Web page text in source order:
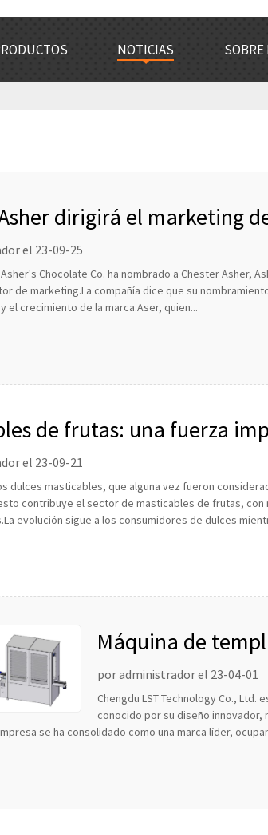
NOTICIAS
dirigirá el marketing
el 23-09-25
Chocolate Co. ha nombrado a Chester Asher,
de marketing.La compañía dice que su
el crecimiento de la marca.Aser, quien...
de frutas: una fuerza
el 23-09-21
dulces masticables, que alguna vez fueron
contribuye el sector de masticables de frutas, con
evolución sigue a los consumidores de dulces
Máquina de
por administrador el 23-04-01
Chengdu LST Technology Co.,
conocido por su diseño innovador,
se ha consolidado como una marca líder,